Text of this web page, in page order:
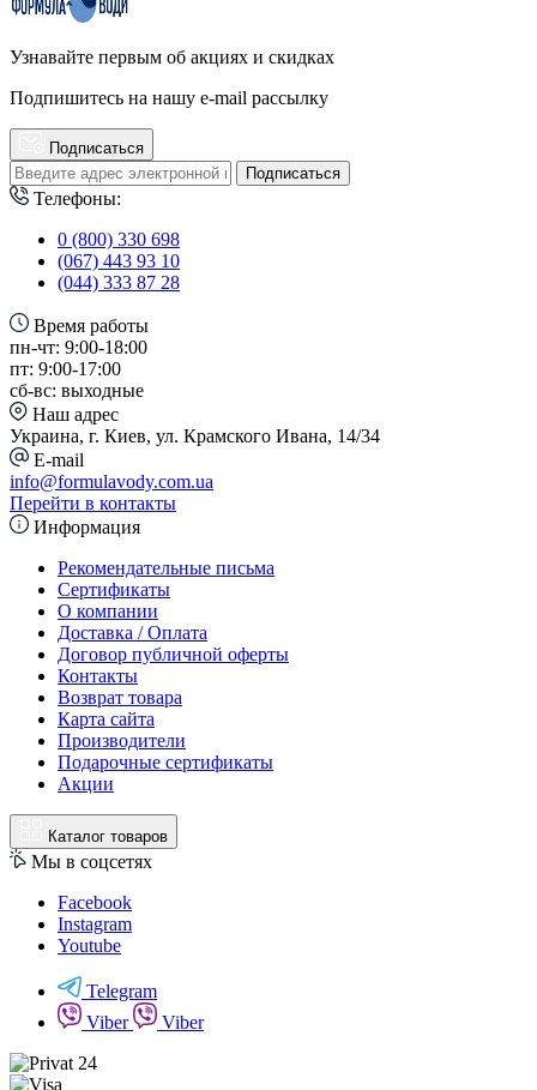
Узнавайте первым об акциях и скидках
Подпишитесь на нашу e-mail рассылку
Подписаться
Подписаться
Телефоны:
0 (800) 330 698
(067) 443 93 10
(044) 333 87 28
Время работы
пн-чт: 9:00-18:00
пт: 9:00-17:00
сб-вс: выходные
Наш адрес
Украина, г. Киев, ул. Крамского Ивана, 14/34
E-mail
info@formulavody.com.ua
Перейти в контакты
Информация
Рекомендательные письма
Сертификаты
О компании
Доставка / Оплата
Договор публичной оферты
Контакты
Возврат товара
Карта сайта
Производители
Подарочные сертификаты
Акции
Каталог товаров
Мы в соцсетях
Facebook
Instagram
Youtube
Telegram
Viber
Viber